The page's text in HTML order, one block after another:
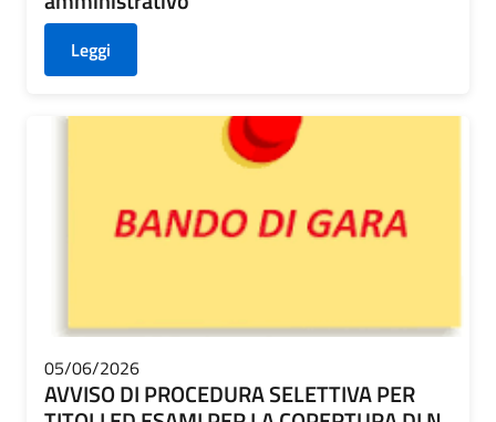
Leggi
05/06/2026
AVVISO DI PROCEDURA SELETTIVA PER